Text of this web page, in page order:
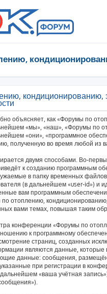
объясняет, как «Форумы по
«мы», «наш», «Форумы по
«они», «программное
полученную во время любой из
двумя способами. Во-
к созданию программным
в папку временных
(в дальнейшем «user-id») и
вам программным
отоплению,
вами темах, повышая таким
конференции «Форумы по
к программному
страниц, созданных
являются данные,
данные: сообщения,
при регистрации в
«ваша учётная